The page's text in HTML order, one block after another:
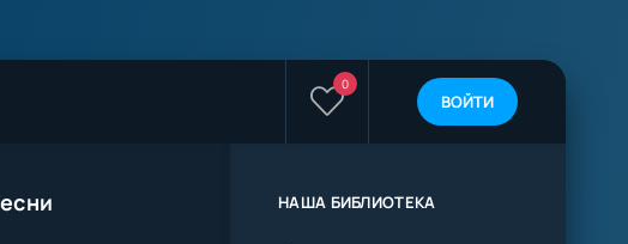
0
ВОЙТИ
НАША БИБЛИОТЕКА